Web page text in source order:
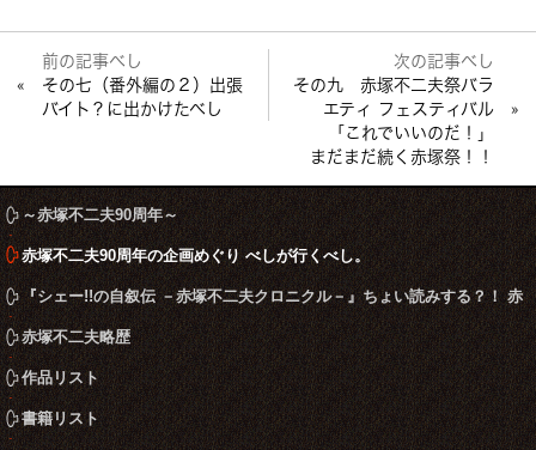
«
その七（番外編の２）出張
バイト？に出かけたべし
その九 赤塚不二夫祭バラ
エティ フェスティバル
「これでいいのだ！」
まだまだ続く赤塚祭！！
»
～赤塚不二夫90周年～
赤塚不二夫90周年の企画めぐり べしが行くべし。
『シェー!!の自叙伝 －赤塚不二夫クロニクル－』ちょい読みする？！ 赤
塚不二夫ならこう言うね
赤塚不二夫略歴
作品リスト
書籍リスト